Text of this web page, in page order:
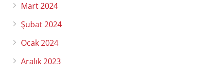
Mart 2024
Şubat 2024
Ocak 2024
Aralık 2023